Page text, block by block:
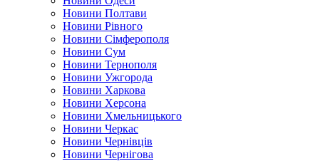
Новини Полтави
Новини Рівного
Новини Сімферополя
Новини Сум
Новини Тернополя
Новини Ужгорода
Новини Харкова
Новини Херсона
Новини Хмельницького
Новини Черкас
Новини Чернівців
Новини Чернігова